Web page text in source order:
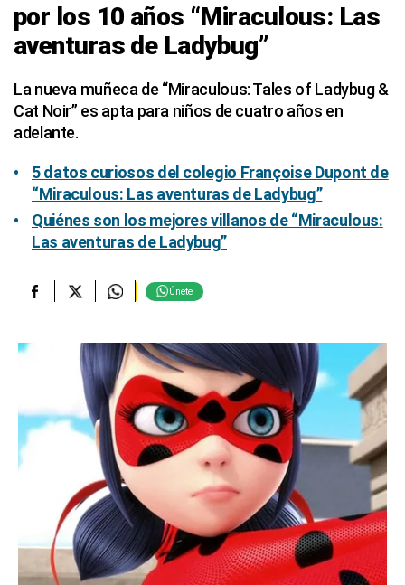
por los 10 años “Miraculous: Las
aventuras de Ladybug”
La nueva muñeca de “Miraculous: Tales of Ladybug &
Cat Noir” es apta para niños de cuatro años en
adelante.
5 datos curiosos del colegio Françoise Dupont de
“Miraculous: Las aventuras de Ladybug”
Quiénes son los mejores villanos de “Miraculous:
Las aventuras de Ladybug”
Únete